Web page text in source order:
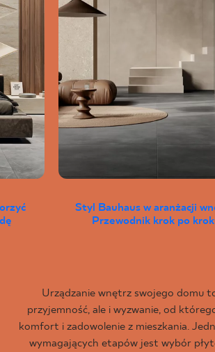
Styl Bauhaus w aranżacji
Przewodnik krok po
Urządzanie wnętrz swojego domu
przyjemność, ale i wyzwanie, od
komfort i zadowolenie z mieszkania.
wymagających etapów jest wybór